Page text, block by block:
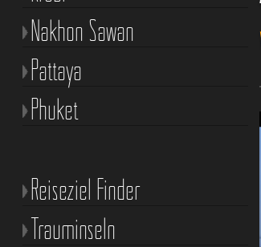
Nakhon Sawan
Pattaya
Phuket
Reiseziel Finder
Trauminseln